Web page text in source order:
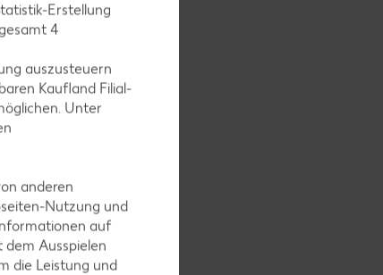
und
Erstellung
4
auszusteuern
Kaufland Filial-
Unter
anderen
Nutzung und
auf
Ausspielen
die Leistung und